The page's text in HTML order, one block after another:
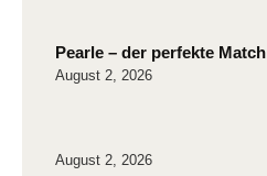
Pearle – der perfekte Match
August 2, 2026
August 2, 2026